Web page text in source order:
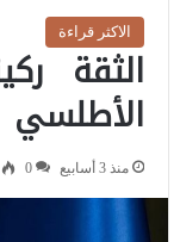
الاكثر قراءة
الثقة
الأطلسي
منذ 3 أسابيع 0